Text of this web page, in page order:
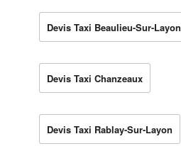
Devis Taxi Beaulieu-Sur-Layon
Devis Taxi Chanzeaux
Devis Taxi Rablay-Sur-Layon